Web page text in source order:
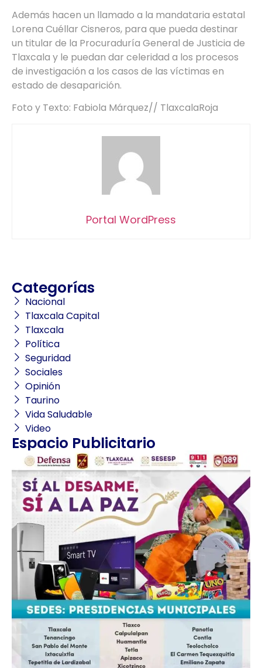
Además hacen un llamado a la mandataria estatal
Lorena Cuéllar Cisneros, para que pueda destinar
un titular de la Procuraduría General de Justicia de
Tlaxcala y le puedan dar celeridad a los procesos
de investigación a los casos de las víctimas en
estado de desaparición.
Foto y Texto: Fabiola Márquez// TlaxcalaRoja
Portal WordPress
Categorías
Nacional
Tlaxcala Capital
Tlaxcala
Política
Seguridad
Sociales
Opinión
Taurino
Vida Saludable
Video
Espacio Publicitario